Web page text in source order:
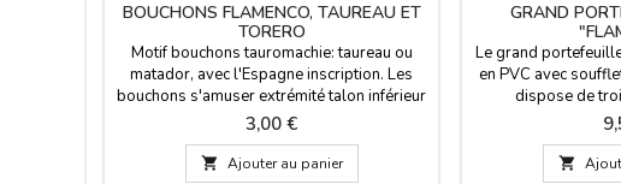
BOUCHONS FLAMENCO, TAUREAU ET
TORERO
Motif bouchons tauromachie: taureau ou
matador, avec l'Espagne inscription. Les
bouchons s'amuser extrémité talon inférieur
et en mesurant 8 cm de hauteur. Nous avons
actuellement trois modèles: torero (modèle
1), le taureau (modèle 2) et Séville (modèle
Prix
3,00 €
 Ajouter au panier
GRAND
Le grand
en PVC avec
dispose de
Dimensions
